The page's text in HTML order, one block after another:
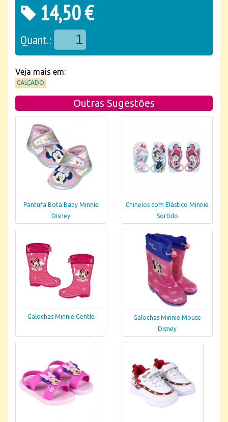
14,50 €
Quant.:
Veja mais em:
CALÇADO
Outras Sugestões
Pantufa Bota Baby Minnie
Disney
Chinelos com Elástico Minnie
Sortido
Galochas Minnie Gentle
Galochas Minnie Mouse
Disney